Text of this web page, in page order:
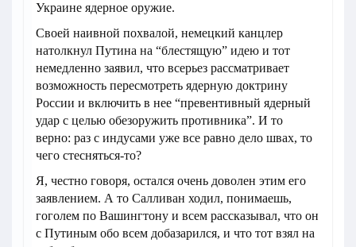
Украине ядерное оружие.
Своей наивной похвалой, немецкий канцлер
натолкнул Путина на “блестящую” идею и тот
немедленно заявил, что всерьез рассматривает
возможность пересмотреть ядерную доктрину
России и включить в нее “превентивный ядерный
удар с целью обезоружить противника”. И то
верно: раз с индусами уже все равно дело швах, то
чего стесняться-то?
Я, честно говоря, остался очень доволен этим его
заявлением. А то Салливан ходил, понимаешь,
гоголем по Вашингтону и всем рассказывал, что он
с Путиным обо всем добазарился, и что тот взял на